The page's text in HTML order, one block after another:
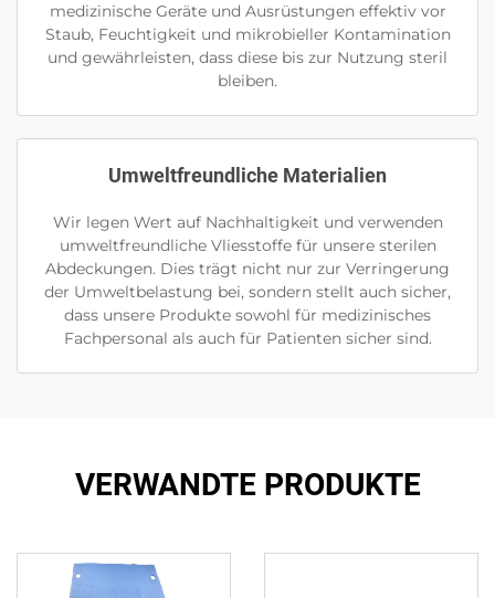
medizinische Geräte und Ausrüstungen effektiv vor
Staub, Feuchtigkeit und mikrobieller Kontamination
und gewährleisten, dass diese bis zur Nutzung steril
bleiben.
Umweltfreundliche Materialien
Wir legen Wert auf Nachhaltigkeit und verwenden
umweltfreundliche Vliesstoffe für unsere sterilen
Abdeckungen. Dies trägt nicht nur zur Verringerung
der Umweltbelastung bei, sondern stellt auch sicher,
dass unsere Produkte sowohl für medizinisches
Fachpersonal als auch für Patienten sicher sind.
VERWANDTE PRODUKTE